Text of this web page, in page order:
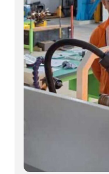
k
a
n
G
e
n
e
r
n
i
k
O
t
o
m